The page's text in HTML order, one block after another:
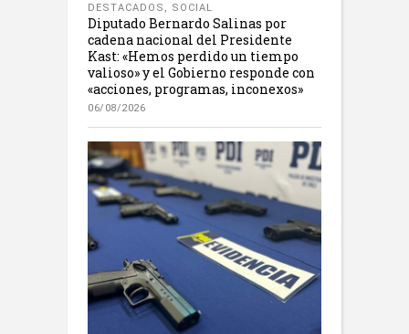
DESTACADOS , SOCIAL
Diputado Bernardo Salinas por
cadena nacional del Presidente
Kast: «Hemos perdido un tiempo
valioso» y el Gobierno responde con
«acciones, programas, inconexos»
06/08/2026